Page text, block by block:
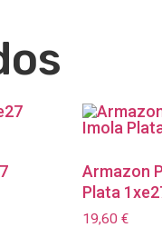
Armazon
Plata
19,60€